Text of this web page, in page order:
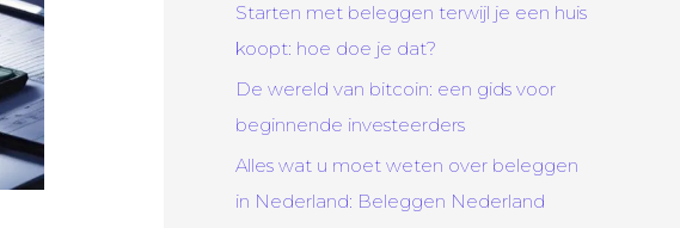
Starten met beleggen terwijl je een huis
koopt: hoe doe je dat?
De wereld van bitcoin: een gids voor
beginnende investeerders
Alles wat u moet weten over beleggen
in Nederland: Beleggen Nederland